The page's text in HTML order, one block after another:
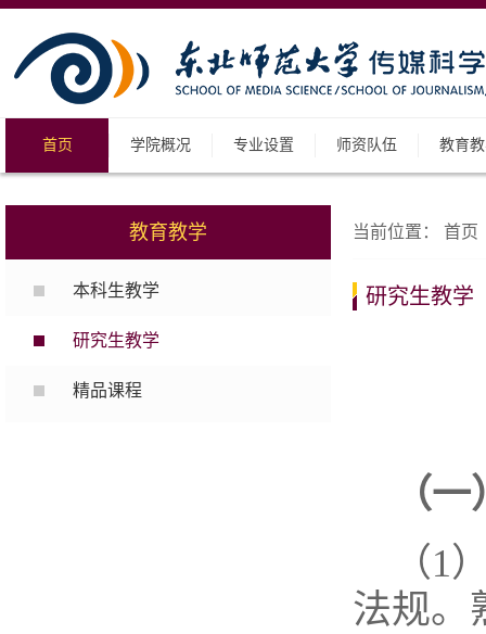
首页 学院概况 专业设置 师资队伍 教育
教育教学
本科生教学
研究生教学
精品课程
当前位置： 首页
研究生教学
（
（1
法规。